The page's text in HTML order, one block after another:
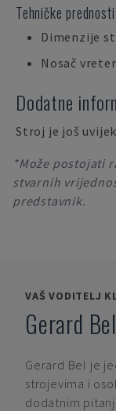
Tehničke
Dimenzije
Nosač
Dodatne
Stroj je još
*Može postojati
stvarnih
predstavnik.
VAŠ VODITELJ
Gerard Bel
Gerard Bel je
strojevima i
dodatnim